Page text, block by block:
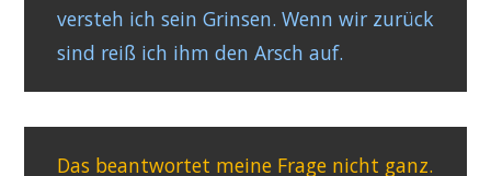
versteh ich sein Grinsen. Wenn wir zurück
sind reiß ich ihm den Arsch auf.
Das beantwortet meine Frage nicht ganz.